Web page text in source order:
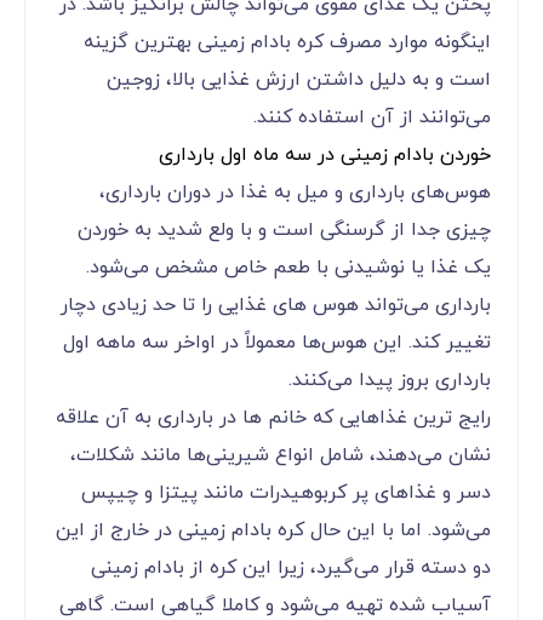
اینگونه موارد مصرف کره بادام زمینی بهترین گزینه
است و به دلیل داشتن ارزش غذایی بالا، زوجین
می‌‌‌‌‌‌‌‌‌‌‌‌توانند از آن استفاده کنند.
خوردن بادام زمینی در سه ماه اول بارداری
هوس‌های بارداری و میل به غذا در دوران بارداری،
چیزی جدا از گرسنگی است و با ولع شدید به خوردن
یک غذا یا نوشیدنی با طعم خاص مشخص می‌‌‌‌‌‌‌‌‌‌‌‌شود.
بارداری می‌‌‌‌‌‌‌‌‌‌‌‌تواند هوس های غذایی را تا حد زیادی دچار
تغییر کند. این هوس‌ها معمولاً در اواخر سه ماهه اول
بارداری بروز پیدا می‌کنند.
رایج ترین غذاهایی که خانم ها در بارداری به آن علاقه
نشان می‌‌‌‌‌‌‌‌‌‌‌‌دهند، شامل انواع شیرینی‌ها مانند شکلات،
دسر و غذاهای پر کربوهیدرات مانند پیتزا و چیپس
می‌‌‌‌‌‌‌‌‌‌‌‌شود. اما با این حال کره بادام زمینی در خارج از این
دو دسته قرار می‌‌‌‌‌‌‌‌‌‌‌‌گیرد، زیرا این کره از بادام زمینی
آسیاب شده تهیه می‌‌‌‌‌‌‌‌‌‌‌‌شود و کاملا گیاهی است. گاهی